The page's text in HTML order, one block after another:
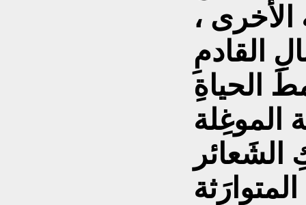
الأخرى ،
القادمِ
الحياةِ
الموغِلة
الشَعائر